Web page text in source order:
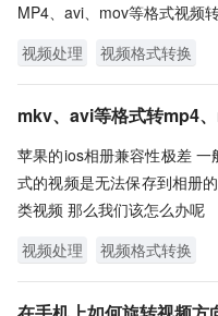
MP4、avi、mov等格式视频
视频处理
视频格式转换
mkv、avi等格式转mp4
苹果的ios相册兼容性极差
式的视频是无法保存到相册
类视频 那么我们该怎么办呢
视频处理
视频格式转换